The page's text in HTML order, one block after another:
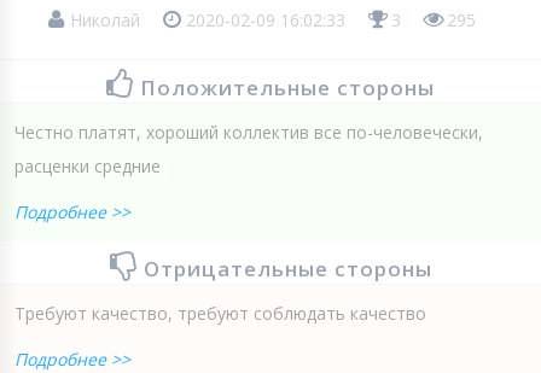
Николай 2020-02-09 16:02:33 3 295
Положительные стороны
Честно платят, хороший коллектив все по-человечески,
расценки средние
Подробнее >>
Отрицательные стороны
Требуют качество, требуют соблюдать качество
Подробнее >>